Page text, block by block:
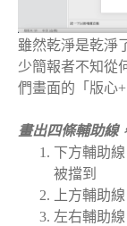
雖然乾淨是乾淨
少簡報者不知從
們畫面的「版心
畫出四條輔助線
下方輔助
被擋到
上方輔助
左右輔助